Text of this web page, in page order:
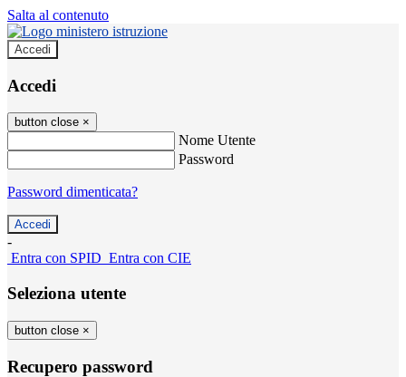
Salta al contenuto
Accedi
Accedi
button close ×
Nome Utente
Password
Password dimenticata?
-
Entra con SPID Entra con CIE
Seleziona utente
button close ×
Recupero password